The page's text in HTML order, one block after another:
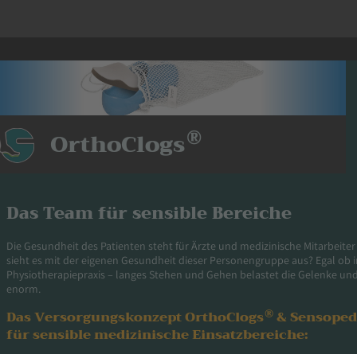
OrthoClogs®
Das Team für sensible Bereiche
Die Gesundheit des Patienten steht für Ärzte und medizinische
sieht es mit der eigenen Gesundheit dieser Personengruppe aus? Egal ob
Physiotherapiepraxis – langes Stehen und Gehen belastet die Gelenke
enorm.
Das Versorgungskonzept OrthoClogs®& Sensoped
für sensible medizinische Einsatzbereiche: